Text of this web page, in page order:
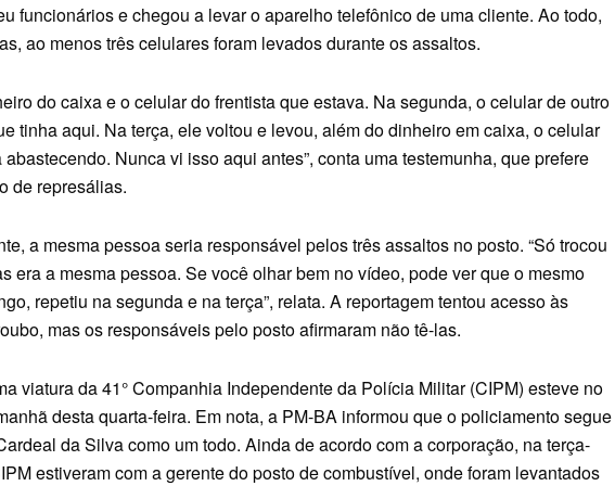
funcionários e chegou a levar o aparelho telefônico de uma cliente. Ao todo,
ao menos três celulares foram levados durante os assaltos.
do caixa e o celular do frentista que estava. Na segunda, o celular de outro
tinha aqui. Na terça, ele voltou e levou, além do dinheiro em caixa, o celular
Nunca vi isso aqui antes”, conta uma testemunha, que prefere
de represálias.
a mesma pessoa seria responsável pelos três assaltos no posto. “Só trocou
era a mesma pessoa. Se você olhar bem no vídeo, pode ver que o mesmo
repetiu na segunda e na terça”, relata. A reportagem tentou acesso às
mas os responsáveis pelo posto afirmaram não tê-las.
viatura da 41° Companhia Independente da Polícia Militar (CIPM) esteve no
desta quarta-feira. Em nota, a PM-BA informou que o policiamento segue
da Silva como um todo. Ainda de acordo com a corporação, na terça-
estiveram com a gerente do posto de combustível, onde foram levantados